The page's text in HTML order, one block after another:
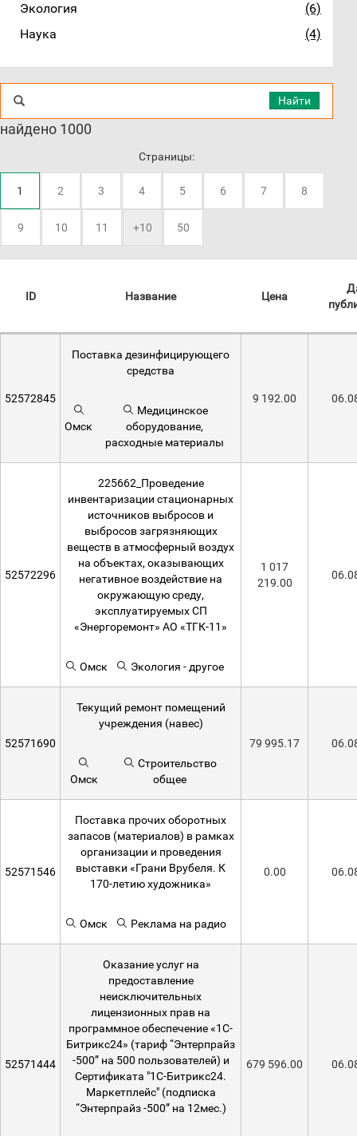
Экология
(6)
Наука
(4)
Найти
найдено 1000
Страницы:
1 2 3 4 5 6 7 8
9 10 11 +10 50
ID Название Цена
52572845
Поставка дезинфицирующего
средства
Омск
Медицинское
оборудование,
расходные материалы
9 192.00
52572296
225662_Проведение
инвентаризации стационарных
источников выбросов и
выбросов загрязняющих
веществ в атмосферный воздух
на объектах, оказывающих
негативное воздействие на
окружающую среду,
эксплуатируемых СП
«Энергоремонт» АО «ТГК-11»
Омск Экология - другое
1 017
219.00
52571690
Текущий ремонт помещений
учреждения (навес)
Омск
Строительство
общее
79 995.17
52571546
Поставка прочих оборотных
запасов (материалов) в рамках
организации и проведения
выставки «Грани Врубеля. К
170-летию художника»
Омск Реклама на радио
0.00
52571444
Оказание услуг на
предоставление
неисключительных
лицензионных прав на
программное обеспечение «1С-
Битрикс24» (тариф “Энтерпрайз
-500” на 500 пользователей) и
Сертификата "1С-Битрикс24.
Маркетплейс" (подписка
“Энтерпрайз -500” на 12мес.)
679 596.00